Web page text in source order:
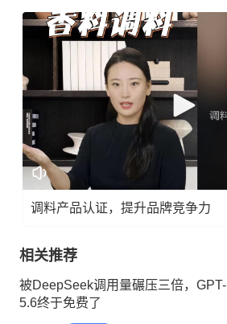
调料产品认证，提升品牌竞争力
相关推荐
被DeepSeek调用量碾压三倍，GPT-
5.6终于免费了